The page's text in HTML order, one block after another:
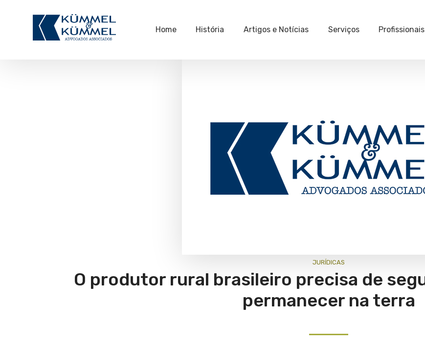
Home História Artigos e Notícias Serviços Profissionais
JURÍ­DICAS
O produtor rural brasileiro precisa de
permanecer na terra